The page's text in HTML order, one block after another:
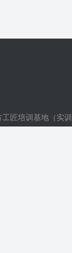
匠培训基地（实